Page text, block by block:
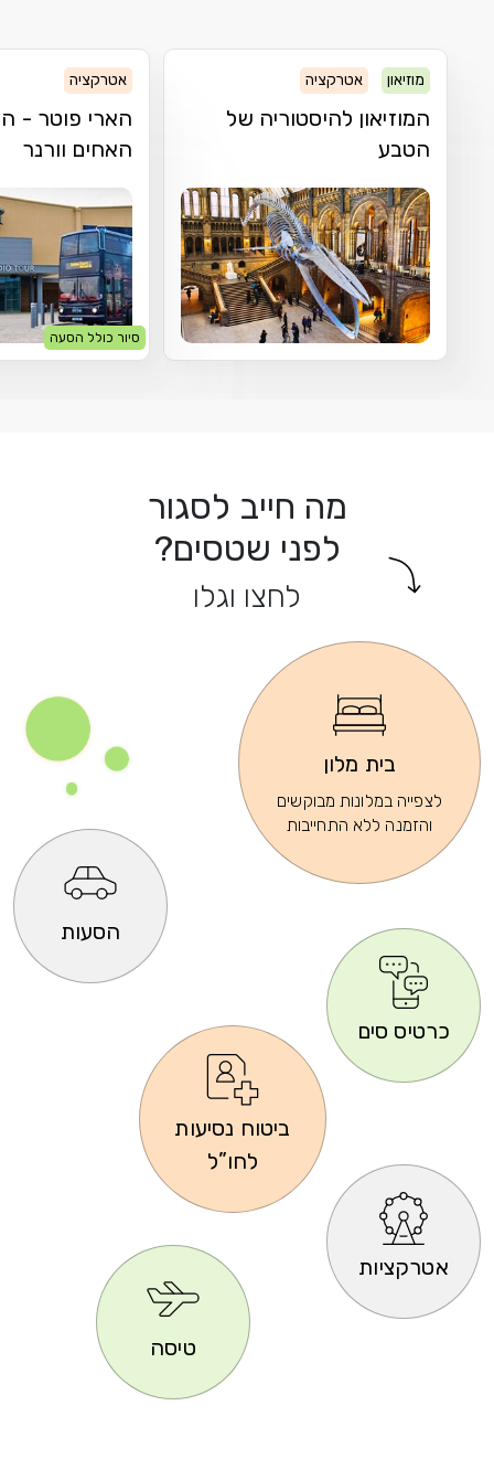
מוזיאון אטרקציה
המוזיאון להיסטוריה של
הטבע
אטרקציה
הארי פוטר -
האחים וורנר
סיור כולל הסעה
מה חייב לסגור
לפני שטסים?
לחצו וגלו
הסעות
בית מלון
לצפייה במלונות מבוקשים
והזמנה ללא התחייבות
כרטיס סים
ביטוח נסיעות
לחו”ל
אטרקציות
טיסה